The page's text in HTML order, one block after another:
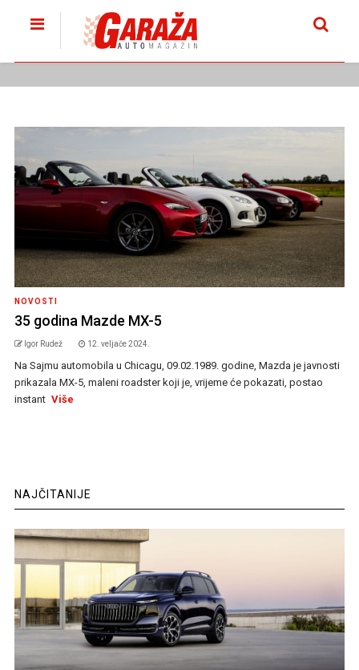
NOVOSTI
35 godina Mazde MX-5
Igor Rudež 12. veljače 2024.
Na Sajmu automobila u Chicagu, 09.02.1989. godine, Mazda je javnosti
prikazala MX-5, maleni roadster koji je, vrijeme će pokazati, postao
instant Više
NAJČITANIJE